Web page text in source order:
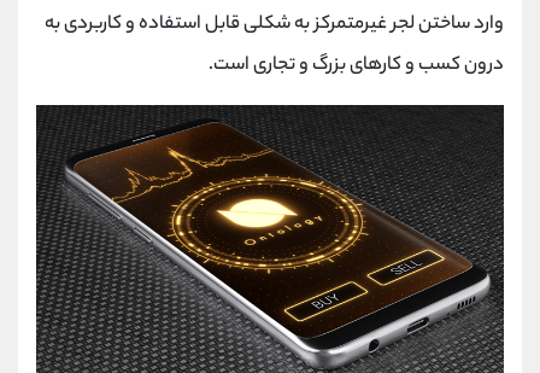
وارد ساختن لجر غیرمتمرکز به شکلی قابل استفاده و کاربردی به
درون کسب و کارهای بزرگ و تجاری است.